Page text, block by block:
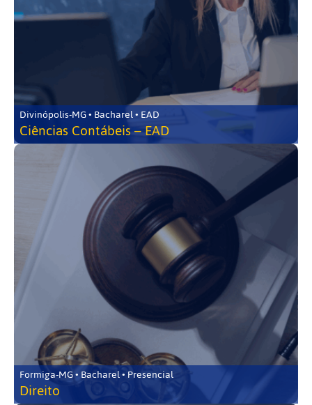
Divinópolis-MG • Bacharel • EAD
Ciências Contábeis – EAD
Formiga-MG • Bacharel • Presencial
Direito